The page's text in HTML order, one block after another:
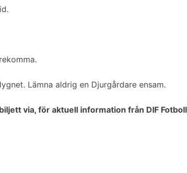
Lämna aldrig en Djurgårdare ensam.
via, för aktuell information från DIF